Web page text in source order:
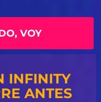
VOY
INFINITY
ANTES